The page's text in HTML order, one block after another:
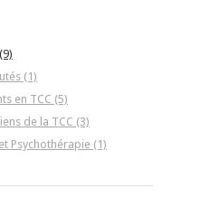
(1)
en TCC (5)
de la TCC (3)
Psychothérapie (1)